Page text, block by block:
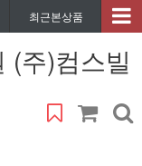
최근본상품
(주)컴스빌